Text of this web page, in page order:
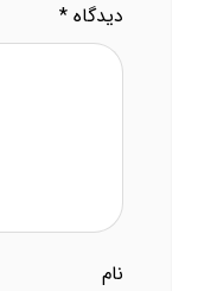
دیدگاه*
نام